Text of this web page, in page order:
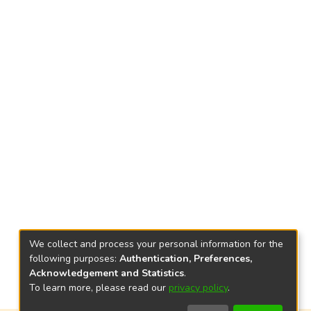
We collect and process your personal information for the
following purposes: Authentication, Preferences,
Acknowledgement and Statistics.
To learn more, please read our privacy policy.